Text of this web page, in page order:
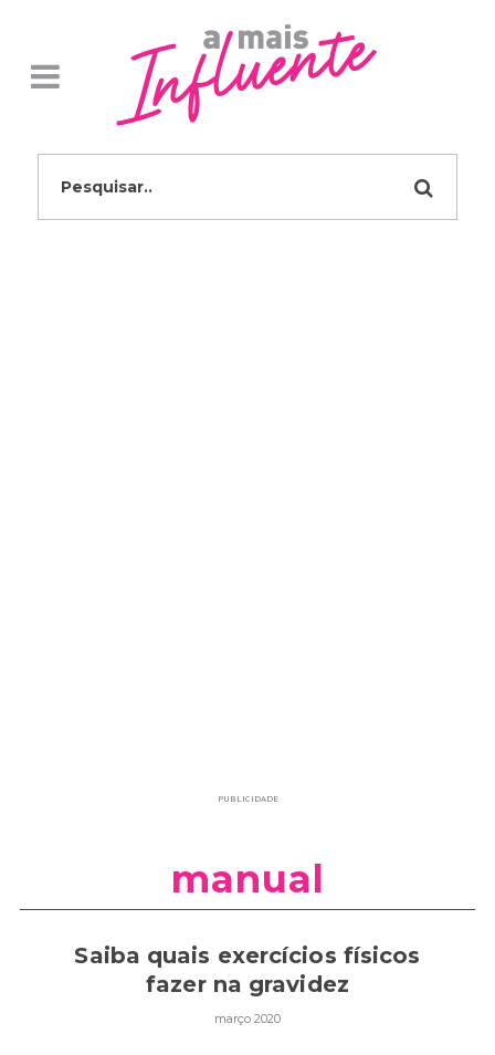
PUBLICIDADE
manual
Saiba quais exercícios físicos
fazer na gravidez
março 2020